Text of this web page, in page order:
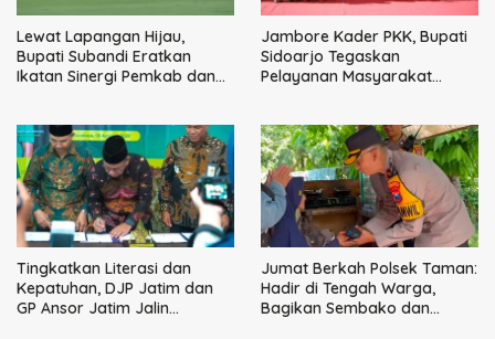
Lewat Lapangan Hijau,
Bupati Subandi Eratkan
Ikatan Sinergi Pemkab dan
Jambore Kader PKK, Bupati
Sidoarjo Tegaskan
Pelayanan Masyarakat
Tingkatkan Literasi dan
Kepatuhan, DJP Jatim dan
GP Ansor Jatim Jalin
Jumat Berkah Polsek Taman:
Hadir di Tengah Warga,
Bagikan Sembako dan